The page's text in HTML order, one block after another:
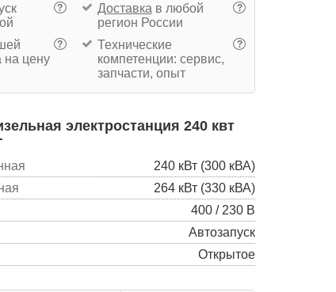
? ?
Доставка в любой
регион России
?
на цену
?
Технические
компетенции: сервис,
запчасти, опыт
электростанция 240 квт
240 кВт (300 кВА)
264 кВт (330 кВА)
400 / 230 В
Автозапуск
Открытое